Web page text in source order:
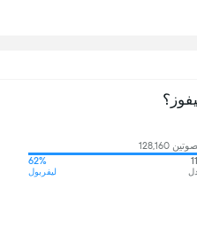
128,160
62%
ليفربول